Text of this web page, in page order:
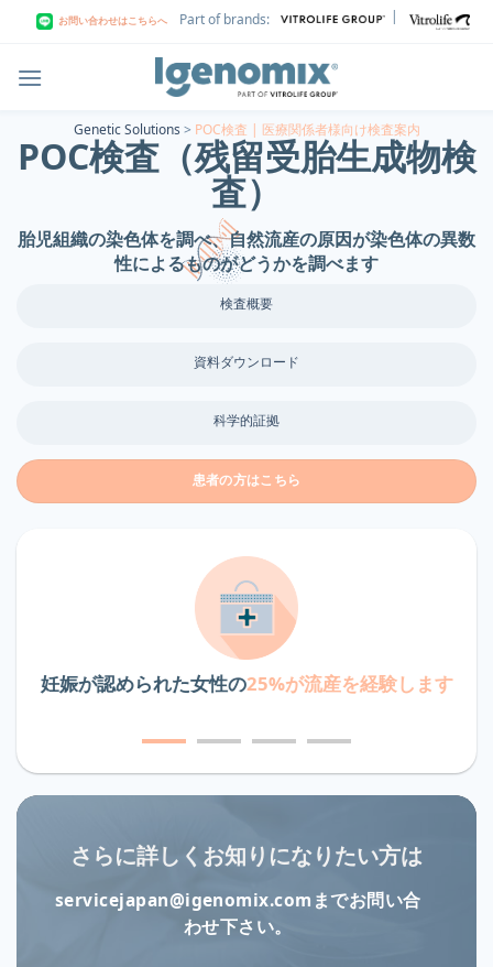
お問い合わせはこちらへ Part of brands: |
Genetic Solutions > POC検査 | 医療関係者様向け検査案内
POC検査（残留受胎生成物検
査）
胎児組織の染色体を調べ、自然流産の原因が染色体の異数
性によるものがどうかを調べます
検査概要
資料ダウンロード
科学的証拠
患者の方はこちら
妊娠が認められた女性の25%が流産を経験します
さらに詳しくお知りになりたい方は
servicejapan@igenomix.comまでお問い合
わせ下さい。